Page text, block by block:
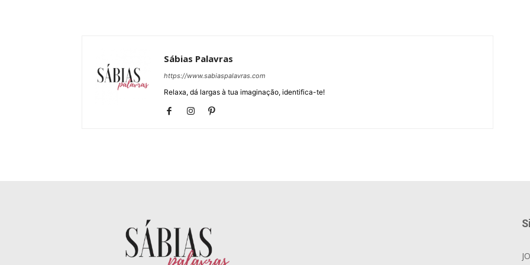
Sábias Palavras
https://www.sabiaspalavras.com
Relaxa, dá largas à tua imaginação, identifica-te!